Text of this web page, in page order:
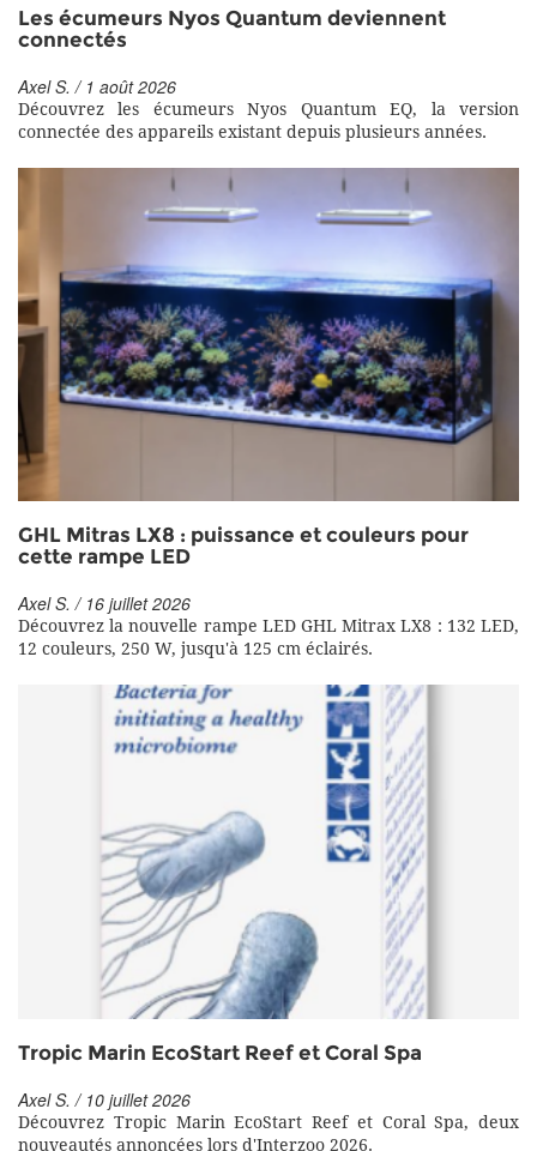
Les écumeurs Nyos Quantum deviennent
connectés
Axel S. / 1 août 2026
Découvrez les écumeurs Nyos Quantum EQ, la version
connectée des appareils existant depuis plusieurs années.
GHL Mitras LX8 : puissance et couleurs pour
cette rampe LED
Axel S. / 16 juillet 2026
Découvrez la nouvelle rampe LED GHL Mitrax LX8 : 132 LED,
12 couleurs, 250 W, jusqu'à 125 cm éclairés.
Tropic Marin EcoStart Reef et Coral Spa
Axel S. / 10 juillet 2026
Découvrez Tropic Marin EcoStart Reef et Coral Spa, deux
nouveautés annoncées lors d'Interzoo 2026.